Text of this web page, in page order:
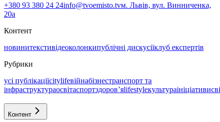
+380 93 380 24 24info@tvoemisto.tvм. Львів, вул. Винниченка,
20а
Контент
новинитекстивідеоколонкипублічні дискусіїклуб експертів
Рубрики
усі публікаціїcitylifeвійнабізнестранспорт та
інфраструктураосвітаспортздоровʼяlifestyleкультураініціативи
Контент